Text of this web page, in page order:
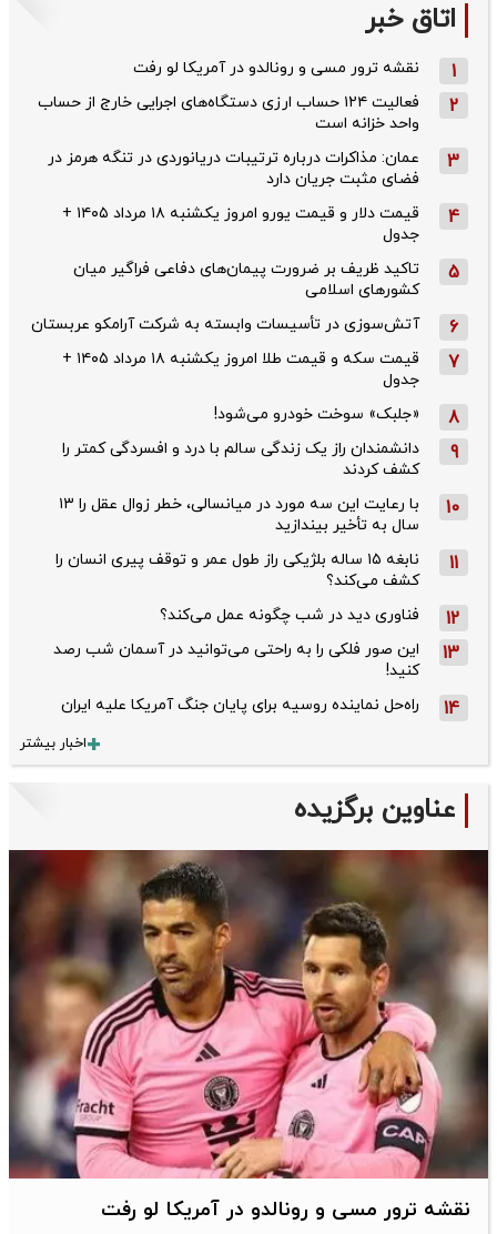
اتاق خبر
1 نقشه ترور مسی و رونالدو در آمریکا لو رفت
2
فعالیت ۱۲۴ حساب ارزی دستگاه‌های اجرایی خارج از حساب
واحد خزانه است
3
عمان: مذاکرات درباره ترتیبات دریانوردی در تنگه هرمز در
فضای مثبت جریان دارد
4
قیمت دلار و قیمت یورو امروز یکشنبه ۱۸ مرداد ۱۴۰۵ +
جدول
5
تاکید ظریف بر ضرورت پیمان‌های دفاعی فراگیر میان
کشورهای اسلامی
6 آتش‌سوزی در تأسیسات وابسته به شرکت آرامکو عربستان
7
قیمت سکه و قیمت طلا امروز یکشنبه ۱۸ مرداد ۱۴۰۵ +
جدول
8 «جلبک» سوخت خودرو می‌شود!
9
دانشمندان راز یک زندگی سالم با درد و افسردگی کمتر را
کشف کردند
10
با رعایت این سه مورد در میانسالی، خطر زوال عقل را ۱۳
سال به تأخیر بیندازید
11
نابغه ۱۵ ساله بلژیکی راز طول عمر و توقف پیری انسان را
کشف می‌کند؟
12 فناوری دید در شب چگونه عمل می‌کند؟
13
این صور فلکی را به راحتی می‌توانید در آسمان شب رصد
کنید!
14 راه‌حل نماینده روسیه برای پایان جنگ آمریکا علیه ایران
اخبار بیشتر
عناوین برگزیده
نقشه ترور مسی و رونالدو در آمریکا لو رفت